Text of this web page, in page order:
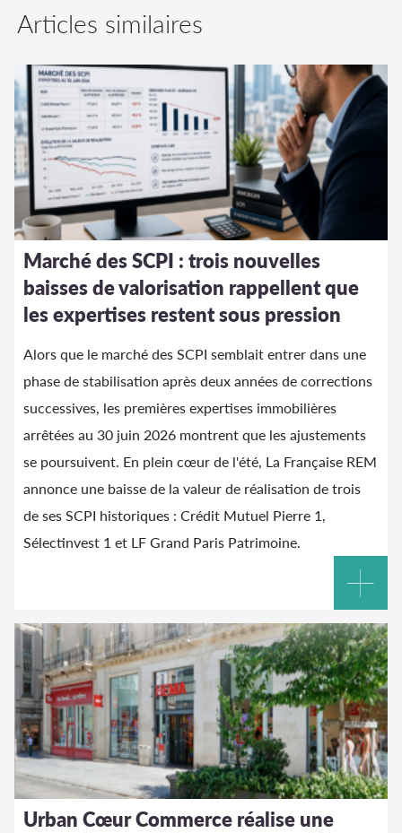
Articles similaires
Marché des SCPI : trois nouvelles
baisses de valorisation rappellent que
les expertises restent sous pression
Alors que le marché des SCPI semblait entrer dans une
phase de stabilisation après deux années de corrections
successives, les premières expertises immobilières
arrêtées au 30 juin 2026 montrent que les ajustements
se poursuivent. En plein cœur de l'été, La Française REM
annonce une baisse de la valeur de réalisation de trois
de ses SCPI historiques : Crédit Mutuel Pierre 1,
Sélectinvest 1 et LF Grand Paris Patrimoine.
Urban Cœur Commerce réalise une